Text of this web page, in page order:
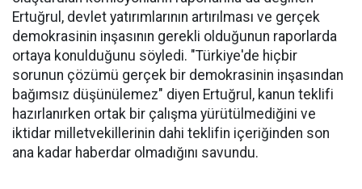
Ertuğrul, devlet yatırımlarının artırılması ve gerçek
demokrasinin inşasının gerekli olduğunun raporlarda
ortaya konulduğunu söyledi. "Türkiye'de hiçbir
sorunun çözümü gerçek bir demokrasinin inşasından
bağımsız düşünülemez" diyen Ertuğrul, kanun teklifi
hazırlanırken ortak bir çalışma yürütülmediğini ve
iktidar milletvekillerinin dahi teklifin içeriğinden son
ana kadar haberdar olmadığını savundu.